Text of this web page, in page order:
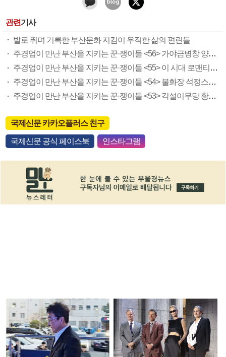
관련기사
발로 뛰며 기록한 부산문화 지킴이 우직한 삶의 편린들
주경업이 만난 부산을 지키는 꾼·쟁이들 <56> 가야금병창 양태숙
주경업이 만난 부산을 지키는 꾼·쟁이들 <55> 이 시대 로맨티스트 가객 최대호
주경업이 만난 부산을 지키는 꾼·쟁이들 <54> 불화장 석정스님 의발제자 하경진
주경업이 만난 부산을 지키는 꾼·쟁이들 <53> 각설이무당 황순연
국제신문 카카오플러스 친구
국제신문 공식 페이스북 인스타그램